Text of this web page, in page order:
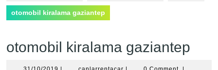
otomobil kiralama gaziantep
otomobil kiralama gaziantep